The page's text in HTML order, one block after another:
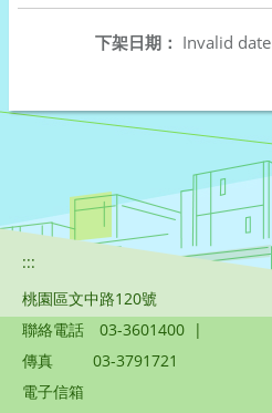
下架日期： Invalid date
:::
桃園區文中路120號
聯絡電話
03-3601400 |
傳真
03-3791721
電子信箱